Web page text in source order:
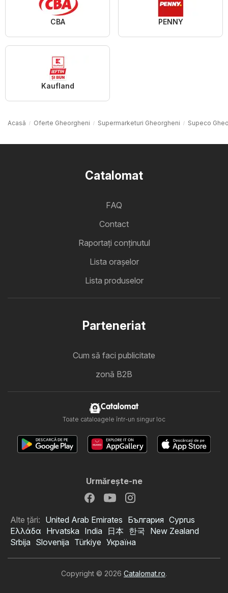
CBA PENNY
Kaufland
Acasă Oferte Gheorgheni Supermarketuri Gheorgheni Supeco
Catalomat
FAQ
Contact
Raportați conținutul
Lista oraşelor
Lista produselor
Parteneriat
Cum să faci publicitate
zonă B2B
Catalomat
Toate cataloagele într-un singur loc
Urmăreşte-ne
Alte țări: United Arab Emirates България Cyprus
Ελλάδα Hrvatska India 日本 한국 New Zealand
Srbija Slovenija Türkiye Україна
Copyright © 2026 Catalomat.ro.